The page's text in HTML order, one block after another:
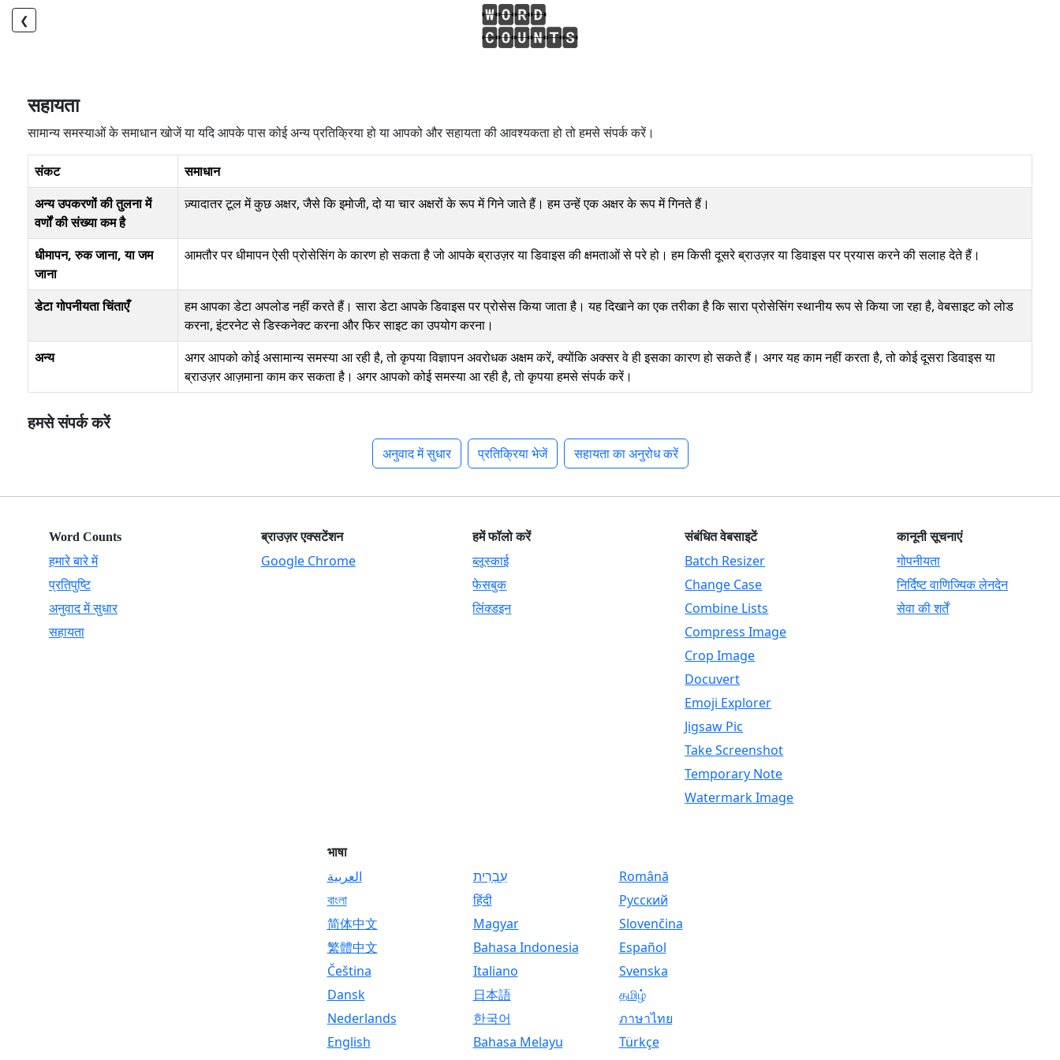
❮
सहायता
सामान्य समस्याओं के समाधान खोजें या यदि आपके पास कोई अन्य प्रतिक्रिया हो या आपको और सहायता की आवश्यकता हो तो हमसे संपर्क करें।
संकट
समाधान
अन्य उपकरणों की तुलना में
वर्णों की संख्या कम है
ज़्यादातर टूल में कुछ अक्षर, जैसे कि इमोजी, दो या चार अक्षरों के रूप में गिने जाते हैं। हम उन्हें एक अक्षर के रूप में गिनते हैं।
धीमापन, रुक जाना, या जम
जाना
आमतौर पर धीमापन ऐसी प्रोसेसिंग के कारण हो सकता है जो आपके ब्राउज़र या डिवाइस की क्षमताओं से परे हो। हम किसी दूसरे ब्राउज़र या डिवाइस पर प्रयास करने की सलाह देते हैं।
डेटा गोपनीयता चिंताएँ
हम आपका डेटा अपलोड नहीं करते हैं। सारा डेटा आपके डिवाइस पर प्रोसेस किया जाता है। यह दिखाने का एक तरीका है कि सारा प्रोसेसिंग स्थानीय रूप से किया जा रहा है, वेबसाइट को लोड
करना, इंटरनेट से डिस्कनेक्ट करना और फिर साइट का उपयोग करना।
अन्य
अगर आपको कोई असामान्य समस्या आ रही है, तो कृपया विज्ञापन अवरोधक अक्षम करें, क्योंकि अक्सर वे ही इसका कारण हो सकते हैं। अगर यह काम नहीं करता है, तो कोई दूसरा डिवाइस या
ब्राउज़र आज़माना काम कर सकता है। अगर आपको कोई समस्या आ रही है, तो कृपया हमसे संपर्क करें।
हमसे संपर्क करें
अनुवाद में सुधार
प्रतिक्रिया भेजें सहायता का अनुरोध करें
Word Counts
हमारे बारे में
प्रतिपुष्टि
अनुवाद में सुधार
सहायता
ब्राउज़र एक्सटेंशन
Google Chrome
हमें फॉलो करें
ब्लूस्काई
फेसबुक
लिंक्डइन
संबंधित वेबसाइटें
Batch Resizer
Change Case
Combine Lists
Compress Image
Crop Image
Docuvert
Emoji Explorer
Jigsaw Pic
Take Screenshot
Temporary Note
Watermark Image
कानूनी सूचनाएं
गोपनीयता
निर्दिष्ट वाणिज्यिक लेनदेन
सेवा की शर्तें
भाषा
العربية
বাংলা
简体中文
繁體中文
Čeština
Dansk
Nederlands
English
עִבְרִית
हिंदी
Magyar
Bahasa Indonesia
Italiano
日本語
한국어
Bahasa Melayu
Română
Русский
Slovenčina
Español
Svenska
தமிழ்
ภาษาไทย
Türkçe